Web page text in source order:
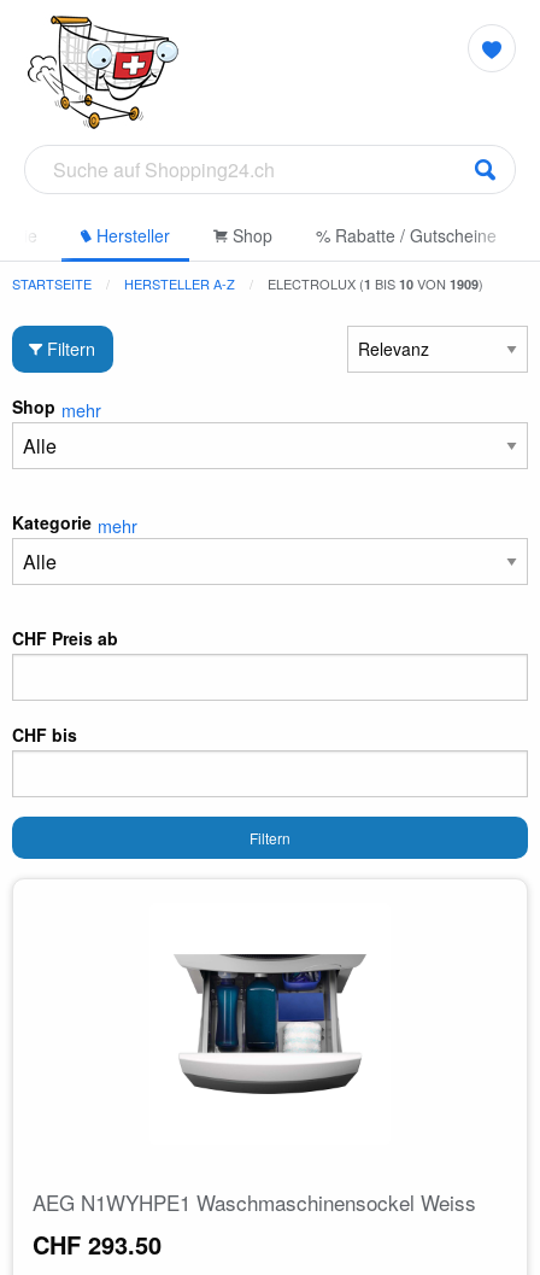
Hersteller Shop % Rabatte / Gutscheine
STARTSEITE HERSTELLER A-Z ELECTROLUX (1 BIS 10 VON 1909)
Filtern
Shop mehr
Kategorie mehr
CHF Preis ab
CHF bis
Filtern
AEG N1WYHPE1 Waschmaschinensockel Weiss
CHF 293.50